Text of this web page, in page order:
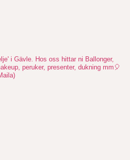
i Gävle. Hos oss hittar ni Ballonger,
peruker, presenter, dukning mm🎈